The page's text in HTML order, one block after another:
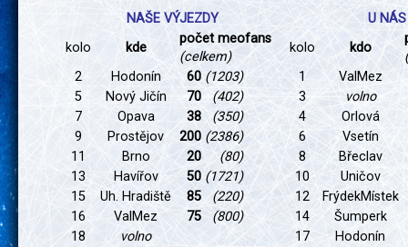
NAŠE VÝJEZDY
U NÁS
kolo
kde
počet meofans
(celkem)
kolo kdo
2
Hodonín 60 (1203) 1 ValMez
5
Nový Jičín 70 (402) 3
volno
7
Opava 38 (350) 4 Orlová
9
Prostějov 200 (2386) 6 Vsetín
11
Brno 20 (80) 8 Břeclav
13
Havířov 50 (1721) 10 Uničov
15
Uh. Hradiště 85 (220) 12 FrýdekMístek
16
ValMez 75 (800) 14 Šumperk
18
volno 17 Hodonín